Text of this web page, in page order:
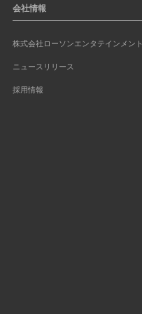
会社情報
株式会社ローソンエンタテインメント
ニュースリリース
採用情報